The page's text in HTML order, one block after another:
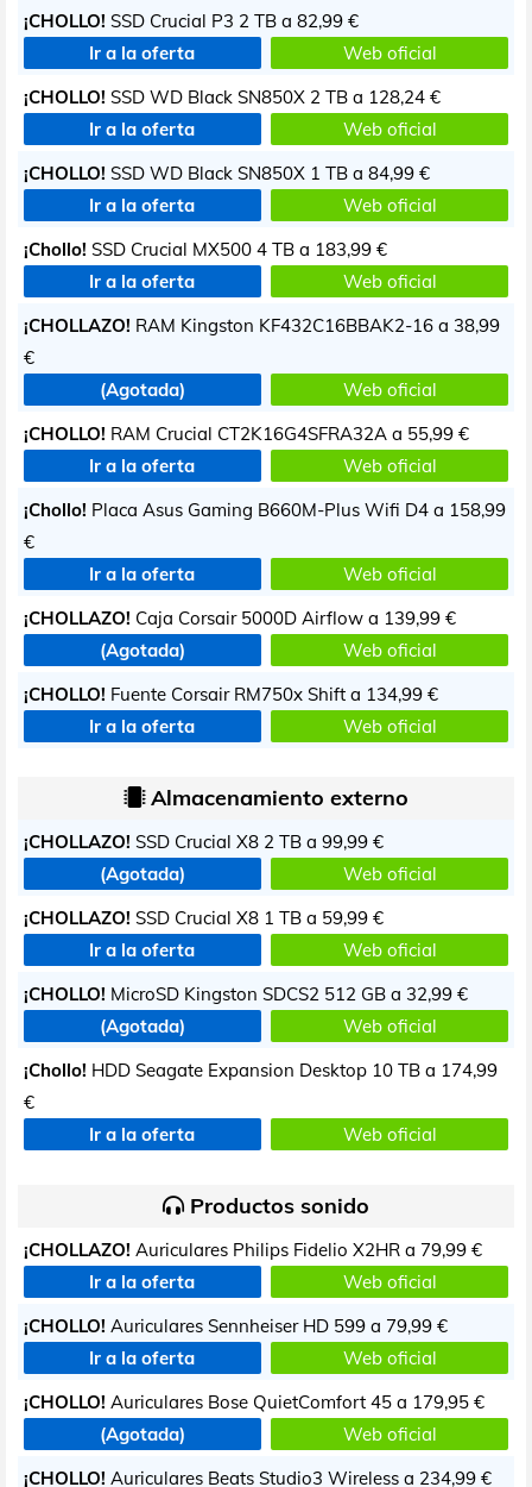
¡CHOLLO! SSD Crucial P3 2 TB a 82,99 €
Ir a la oferta
Web oficial
¡CHOLLO! SSD WD Black SN850X 2 TB a 128,24 €
Ir a la oferta
Web oficial
¡CHOLLO! SSD WD Black SN850X 1 TB a 84,99 €
Ir a la oferta
Web oficial
¡Chollo! SSD Crucial MX500 4 TB a 183,99 €
Ir a la oferta
Web oficial
¡CHOLLAZO! RAM Kingston KF432C16BBAK2-16 a 38,99
€
(Agotada)
Web oficial
¡CHOLLO! RAM Crucial CT2K16G4SFRA32A a 55,99 €
Ir a la oferta
Web oficial
¡Chollo! Placa Asus Gaming B660M-Plus Wifi D4 a 158,99
€
Ir a la oferta
Web oficial
¡CHOLLAZO! Caja Corsair 5000D Airflow a 139,99 €
(Agotada)
Web oficial
¡CHOLLO! Fuente Corsair RM750x Shift a 134,99 €
Ir a la oferta
Web oficial
Almacenamiento externo
¡CHOLLAZO! SSD Crucial X8 2 TB a 99,99 €
(Agotada)
Web oficial
¡CHOLLAZO! SSD Crucial X8 1 TB a 59,99 €
Ir a la oferta
Web oficial
¡CHOLLO! MicroSD Kingston SDCS2 512 GB a 32,99 €
(Agotada)
Web oficial
¡Chollo! HDD Seagate Expansion Desktop 10 TB a 174,99
€
Ir a la oferta
Web oficial
Productos sonido
¡CHOLLAZO! Auriculares Philips Fidelio X2HR a 79,99 €
Ir a la oferta
Web oficial
¡CHOLLO! Auriculares Sennheiser HD 599 a 79,99 €
Ir a la oferta
Web oficial
¡CHOLLO! Auriculares Bose QuietComfort 45 a 179,95 €
(Agotada)
Web oficial
¡CHOLLO! Auriculares Beats Studio3 Wireless a 234,99 €